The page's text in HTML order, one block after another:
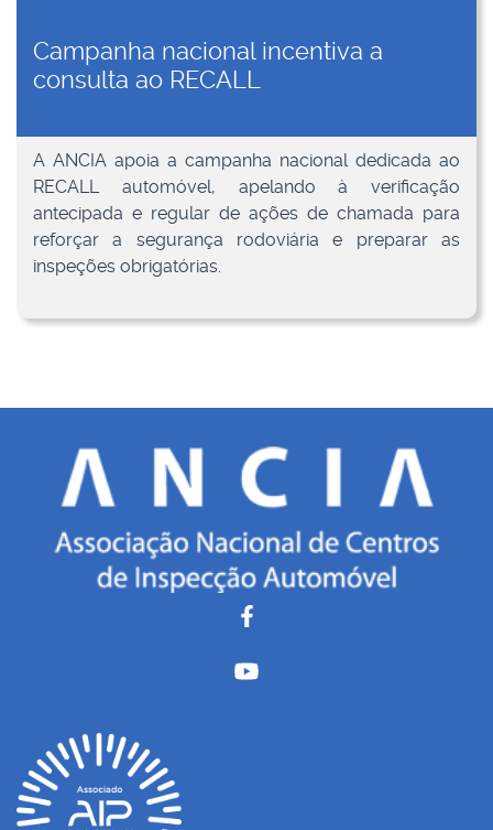
Campanha nacional incentiva a
consulta ao RECALL
A ANCIA apoia a campanha nacional dedicada ao
RECALL automóvel, apelando à verificação
antecipada e regular de ações de chamada para
reforçar a segurança rodoviária e preparar as
inspeções obrigatórias.